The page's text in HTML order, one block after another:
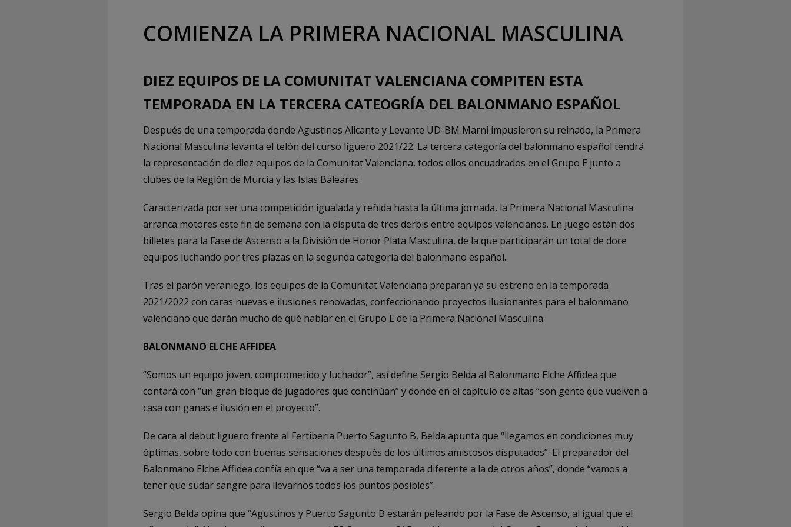
COMIENZA LA PRIMERA NACIONAL MASCULINA
DIEZ EQUIPOS DE LA COMUNITAT VALENCIANA COMPITEN ESTA
TEMPORADA EN LA TERCERA CATEOGRÍA DEL BALONMANO ESPAÑOL
Después de una temporada donde Agustinos Alicante y Levante UD-BM Marni impusieron su reinado, la Primera
Nacional Masculina levanta el telón del curso liguero 2021/22. La tercera categoría del balonmano español tendrá
la representación de diez equipos de la Comunitat Valenciana, todos ellos encuadrados en el Grupo E junto a
clubes de la Región de Murcia y las Islas Baleares.
Caracterizada por ser una competición igualada y reñida hasta la última jornada, la Primera Nacional Masculina
arranca motores este fin de semana con la disputa de tres derbis entre equipos valencianos. En juego están dos
billetes para la Fase de Ascenso a la División de Honor Plata Masculina, de la que participarán un total de doce
equipos luchando por tres plazas en la segunda categoría del balonmano español.
Tras el parón veraniego, los equipos de la Comunitat Valenciana preparan ya su estreno en la temporada
2021/2022 con caras nuevas e ilusiones renovadas, confeccionando proyectos ilusionantes para el balonmano
valenciano que darán mucho de qué hablar en el Grupo E de la Primera Nacional Masculina.
BALONMANO ELCHE AFFIDEA
“Somos un equipo joven, comprometido y luchador”, así define Sergio Belda al Balonmano Elche Affidea que
contará con “un gran bloque de jugadores que continúan” y donde en el capítulo de altas “son gente que vuelven a
casa con ganas e ilusión en el proyecto”.
De cara al debut liguero frente al Fertiberia Puerto Sagunto B, Belda apunta que “llegamos en condiciones muy
óptimas, sobre todo con buenas sensaciones después de los últimos amistosos disputados”. El preparador del
Balonmano Elche Affidea confía en que “va a ser una temporada diferente a la de otros años”, donde “vamos a
tener que sudar sangre para llevarnos todos los puntos posibles”.
Sergio Belda opina que “Agustinos y Puerto Sagunto B estarán peleando por la Fase de Ascenso, al igual que el